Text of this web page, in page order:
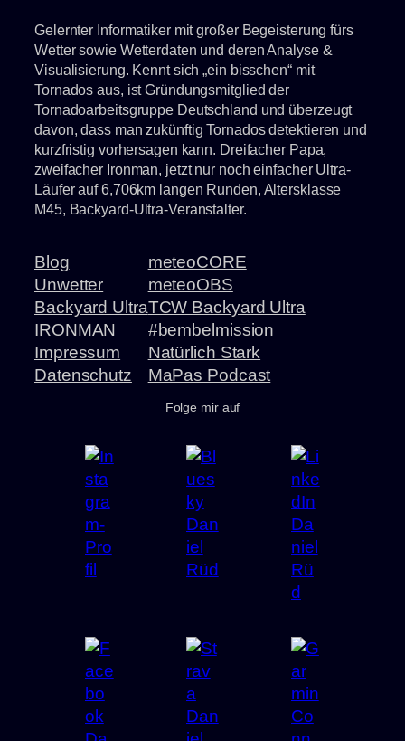
Gelernter Informatiker mit großer Begeisterung fürs
Wetter sowie Wetterdaten und deren Analyse &
Visualisierung. Kennt sich „ein bisschen“ mit
Tornados aus, ist Gründungsmitglied der
Tornadoarbeitsgruppe Deutschland und überzeugt
davon, dass man zukünftig Tornados detektieren und
kurzfristig vorhersagen kann. Dreifacher Papa,
zweifacher Ironman, jetzt nur noch einfacher Ultra-
Läufer auf 6,706km langen Runden, Altersklasse
M45, Backyard-Ultra-Veranstalter.
Blog
Unwetter
Backyard Ultra
IRONMAN
Impressum
Datenschutz
meteoCORE
meteoOBS
TCW Backyard Ultra
#bembelmission
Natürlich Stark
MaPas Podcast
Folge mir auf